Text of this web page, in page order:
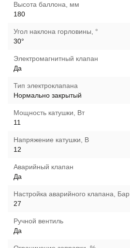
Высота баллона, мм
180
Угол наклона горловины, °
30°
Электромагнитный клапан
Да
Тип электроклапана
Нормально закрытый
Мощность катушки, Вт
11
Напряжение катушки, В
12
Аварийный клапан
Да
Настройка аварийного клапана, Бар
27
Ручной вентиль
Да